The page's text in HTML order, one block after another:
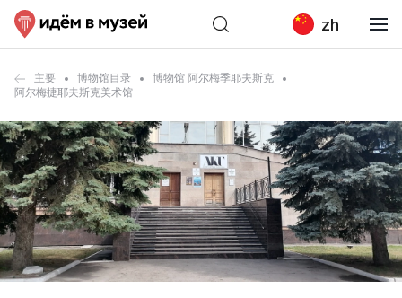
zh
主要 博物馆目录
博物馆 阿尔梅季耶夫斯克
阿尔梅捷耶夫斯克美术馆